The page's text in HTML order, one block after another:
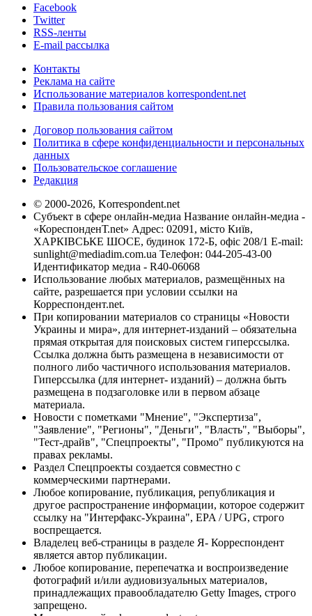
Facebook
Twitter
RSS-ленты
E-mail рассылка
Контакты
Реклама на сайте
Использование материалов korrespondent.net
Правила пользования сайтом
Договор пользования сайтом
Политика в сфере конфиденциальности и персональных
данных
Пользовательское соглашение
Редакция
© 2000-2026, Korrespondent.net
Субъект в сфере онлайн-медиа Название онлайн-медиа -
«КореспонденТ.net» Адрес: 02091, місто Київ,
ХАРКІВСЬКЕ ШОСЕ, будинок 172-Б, офіс 208/1 E-mail:
sunlight@mediadim.com.ua Телефон: 044-205-43-00
Идентификатор медиа - R40-06068
Использование любых материалов, размещённых на
сайте, разрешается при условии ссылки на
Корреспондент.net.
При копировании материалов со страницы «Новости
Украины и мира», для интернет-изданий – обязательна
прямая открытая для поисковых систем гиперссылка.
Ссылка должна быть размещена в независимости от
полного либо частичного использования материалов.
Гиперссылка (для интернет- изданий) – должна быть
размещена в подзаголовке или в первом абзаце
материала.
Новости с пометками "Мнение", "Экспертиза",
"Заявление", "Регионы", "Деньги", "Власть", "Выборы",
"Тест-драйв", "Спецпроекты", "Промо" публикуются на
правах рекламы.
Раздел Спецпроекты создается совместно с
коммерческими партнерами.
Любое копирование, публикация, републикация и
другое распространение информации, которое содержит
ссылку на "Интерфакс-Украина", EPA / UPG, строго
воспрещается.
Владелец веб-страницы в разделе Я- Корреспондент
является автор публикации.
Любое копирование, перепечатка и воспроизведение
фотографий и/или аудиовизуальных материалов,
принадлежащих правообладателю Getty Images, строго
запрещено.